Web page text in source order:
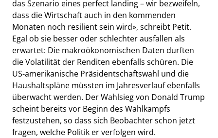
das Szenario eines perfect landing – wir bezweifeln,
dass die Wirtschaft auch in den kommenden
Monaten noch resilient sein wird», schreibt Petit.
Egal ob sie besser oder schlechter ausfallen als
erwartet: Die makroökonomischen Daten durften
die Volatilität der Renditen ebenfalls schüren. Die
US-amerikanische Präsidentschaftswahl und die
Haushaltspläne müssten im Jahresverlauf ebenfalls
überwacht werden. Der Wahlsieg von Donald Trump
scheint bereits vor Beginn des Wahlkampfs
festzustehen, so dass sich Beobachter schon jetzt
fragen, welche Politik er verfolgen wird.